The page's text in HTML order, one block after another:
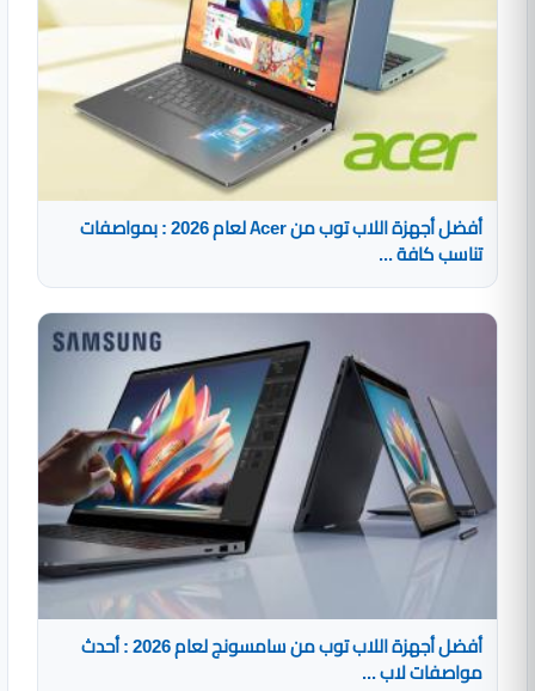
أفضل أجهزة اللاب توب من Acer لعام 2026 : بمواصفات
تناسب كافة ...
أفضل أجهزة اللاب توب من سامسونج لعام 2026 : أحدث
مواصفات لاب ...